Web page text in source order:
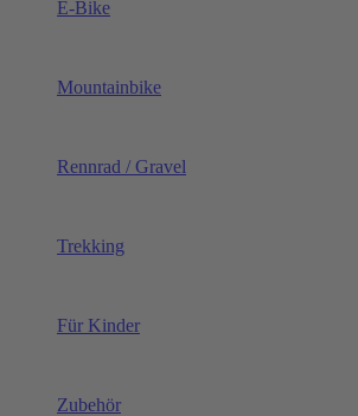
E-Bike
Mountainbike
Rennrad / Gravel
Trekking
Für Kinder
Zubehör